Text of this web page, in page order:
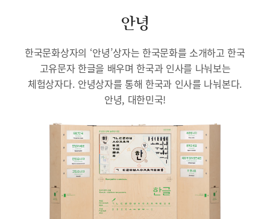
안녕
한국문화상자의 ‘안녕’상자는 한국문화를 소개하고 한국
고유문자 한글을 배우며 한국과 인사를 나눠보는
체험상자다. 안녕상자를 통해 한국과 인사를 나눠본다.
안녕, 대한민국!